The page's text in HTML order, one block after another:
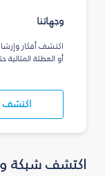
وجهاتنا
اكتشف أفكار
أو العطلة
اكتشف
اكتشف شبكة